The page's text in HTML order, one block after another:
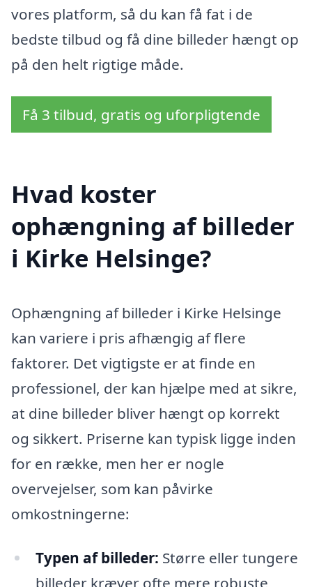
vores platform, så du kan få fat i de
bedste tilbud og få dine billeder hængt op
på den helt rigtige måde.
Få 3 tilbud, gratis og uforpligtende
Hvad koster
ophængning af billeder
i Kirke Helsinge?
Ophængning af billeder i Kirke Helsinge
kan variere i pris afhængig af flere
faktorer. Det vigtigste er at finde en
professionel, der kan hjælpe med at sikre,
at dine billeder bliver hængt op korrekt
og sikkert. Priserne kan typisk ligge inden
for en række, men her er nogle
overvejelser, som kan påvirke
omkostningerne:
Typen af billeder: Større eller tungere